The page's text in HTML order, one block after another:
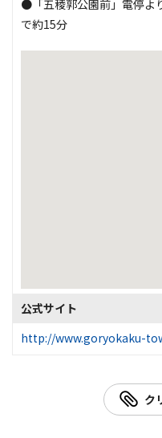
●「五稜郭公園前」電停よ
で約15分
公式サイト
http://www.goryokaku-
ク